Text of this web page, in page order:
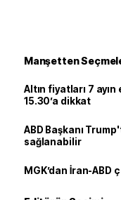
Manşetten
Altın fiyatları 7
15.30’a dikkat
ABD Başkanı
sağlanabilir
MGK’dan İran-ABD